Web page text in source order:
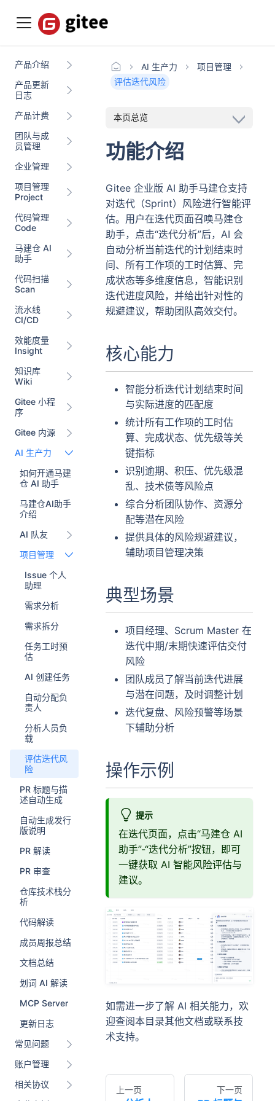
产品介绍
产品更新
日志
产品计费
团队与成
员管理
企业管理
项目管理
Project
代码管理
Code
马建仓 AI
助手
代码扫描
Scan
流水线
CI/CD
效能度量
Insight
知识库
Wiki
Gitee 小程
序
Gitee 内源
AI 生产力
如何开通马建
仓 AI 助手
马建仓AI助手
介绍
AI 队友
项目管理
Issue 个人
助理
需求分析
需求拆分
任务工时预
估
AI 创建任务
自动分配负
责人
分析人员负
载
评估迭代风
险
PR 标题与描
述自动生成
自动生成发行
版说明
PR 解读
PR 审查
仓库技术栈分
析
代码解读
成员周报总结
文档总结
划词 AI 解读
MCP Server
更新日志
常见问题
账户管理
相关协议
AI 生产力
项目管理
评估迭代风险
本页总览
功能介绍
Gitee 企业版 AI 助手马建仓支持
对迭代（Sprint）风险进行智能评
估。用户在迭代页面召唤马建仓
助手，点击“迭代分析”后，AI 会
自动分析当前迭代的计划结束时
间、所有工作项的工时估算、完
成状态等多维度信息，智能识别
迭代进度风险，并给出针对性的
规避建议，帮助团队高效交付。
核心能力
智能分析迭代计划结束时间
与实际进度的匹配度
统计所有工作项的工时估
算、完成状态、优先级等关
键指标
识别逾期、积压、优先级混
乱、技术债等风险点
综合分析团队协作、资源分
配等潜在风险
提供具体的风险规避建议，
辅助项目管理决策
典型场景
项目经理、Scrum Master 在
迭代中期/末期快速评估交付
风险
团队成员了解当前迭代进展
与潜在问题，及时调整计划
迭代复盘、风险预警等场景
下辅助分析
操作示例
提示
在迭代页面，点击“马建仓 AI
助手”-“迭代分析”按钮，即可
一键获取 AI 智能风险评估与
建议。
如需进一步了解 AI 相关能力，欢
迎查阅本目录其他文档或联系技
术支持。
上一页 下一页